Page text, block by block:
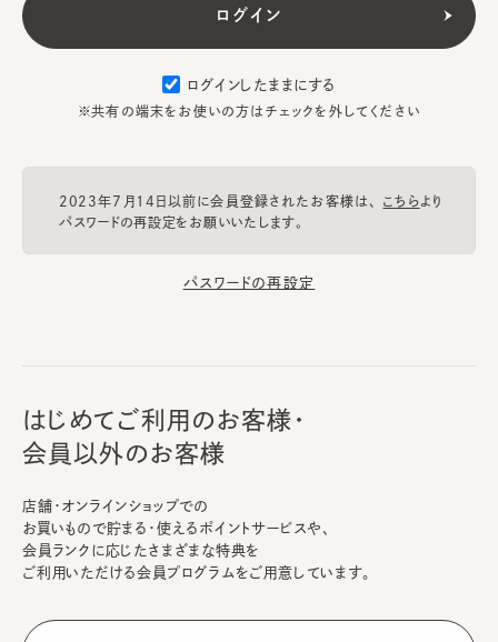
ログインしたままにする
※共有の端末をお使いの方はチェックを外してください
2023年7月14日以前に会員登録されたお客様は、 こちらより
パスワードの再設定をお願いいたします。
パスワードの再設定
はじめてご利用のお客様・
会員以外のお客様
店舗・オンラインショップでの
お買いもので貯まる・使えるポイントサービスや、
会員ランクに応じたさまざまな特典を
ご利用いただける会員プログラムをご用意しています。